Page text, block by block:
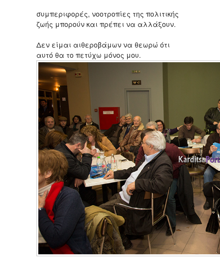
συμπεριφορές, νοοτροπίες της πολιτικής
ζωής μπορούν και πρέπει να αλλάξουν.
Δεν είμαι αιθεροβάμων να θεωρώ ότι
αυτό θα το πετύχω μόνος μου.